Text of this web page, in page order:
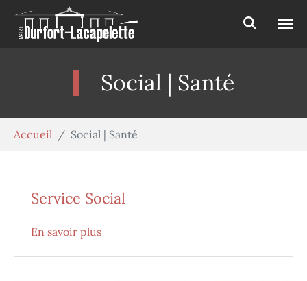
Aller au contenu principal
Social | Santé
Accueil Social | Santé
Service Social
En savoir plus
Panneau de gestion des cookies